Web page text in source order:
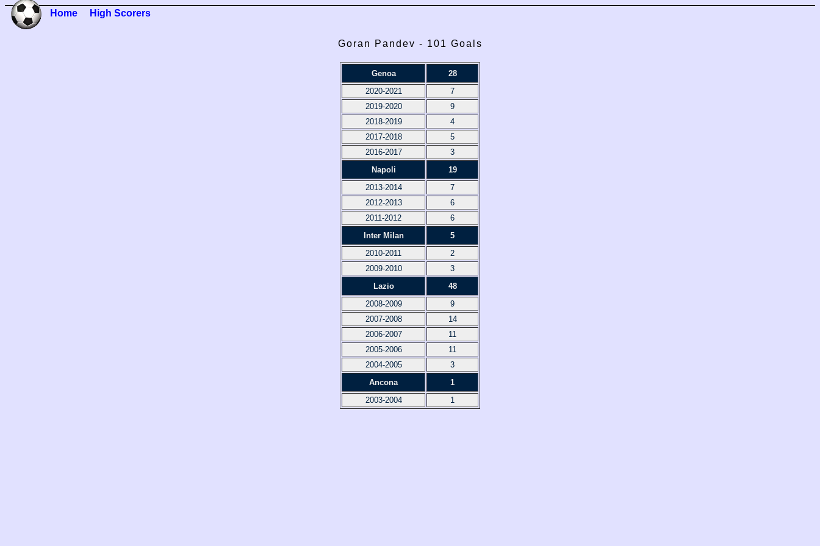
Home High Scorers
Goran Pandev - 101 Goals
Genoa
28
2020-2021
7
2019-2020
9
2018-2019
4
2017-2018
5
2016-2017
3
Napoli
19
2013-2014
7
2012-2013
6
2011-2012
6
Inter Milan
5
2010-2011
2
2009-2010
3
Lazio
48
2008-2009
9
2007-2008
14
2006-2007
11
2005-2006
11
2004-2005
3
Ancona
1
2003-2004
1